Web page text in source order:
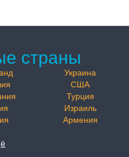
страны
Украина
США
Турция
Израиль
Армения